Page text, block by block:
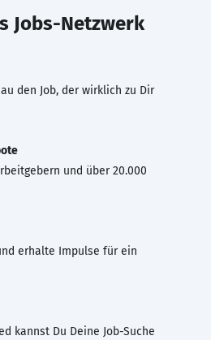
Jobs-Netzwerk
den Job, der wirklich zu Dir
und über 20.000
erhalte Impulse für ein
kannst Du Deine Job-Suche